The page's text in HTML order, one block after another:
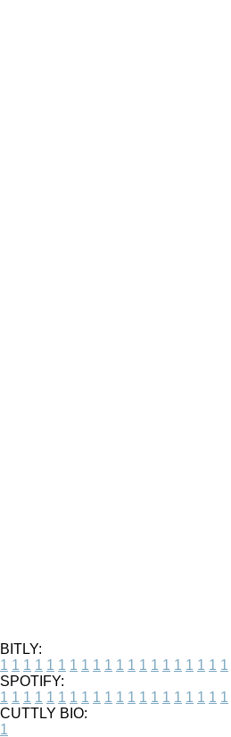
BITLY:
1 1 1 1 1 1 1 1 1 1 1 1 1 1 1 1 1 1 1 1
SPOTIFY:
1 1 1 1 1 1 1 1 1 1 1 1 1 1 1 1 1 1 1 1
CUTTLY BIO:
1